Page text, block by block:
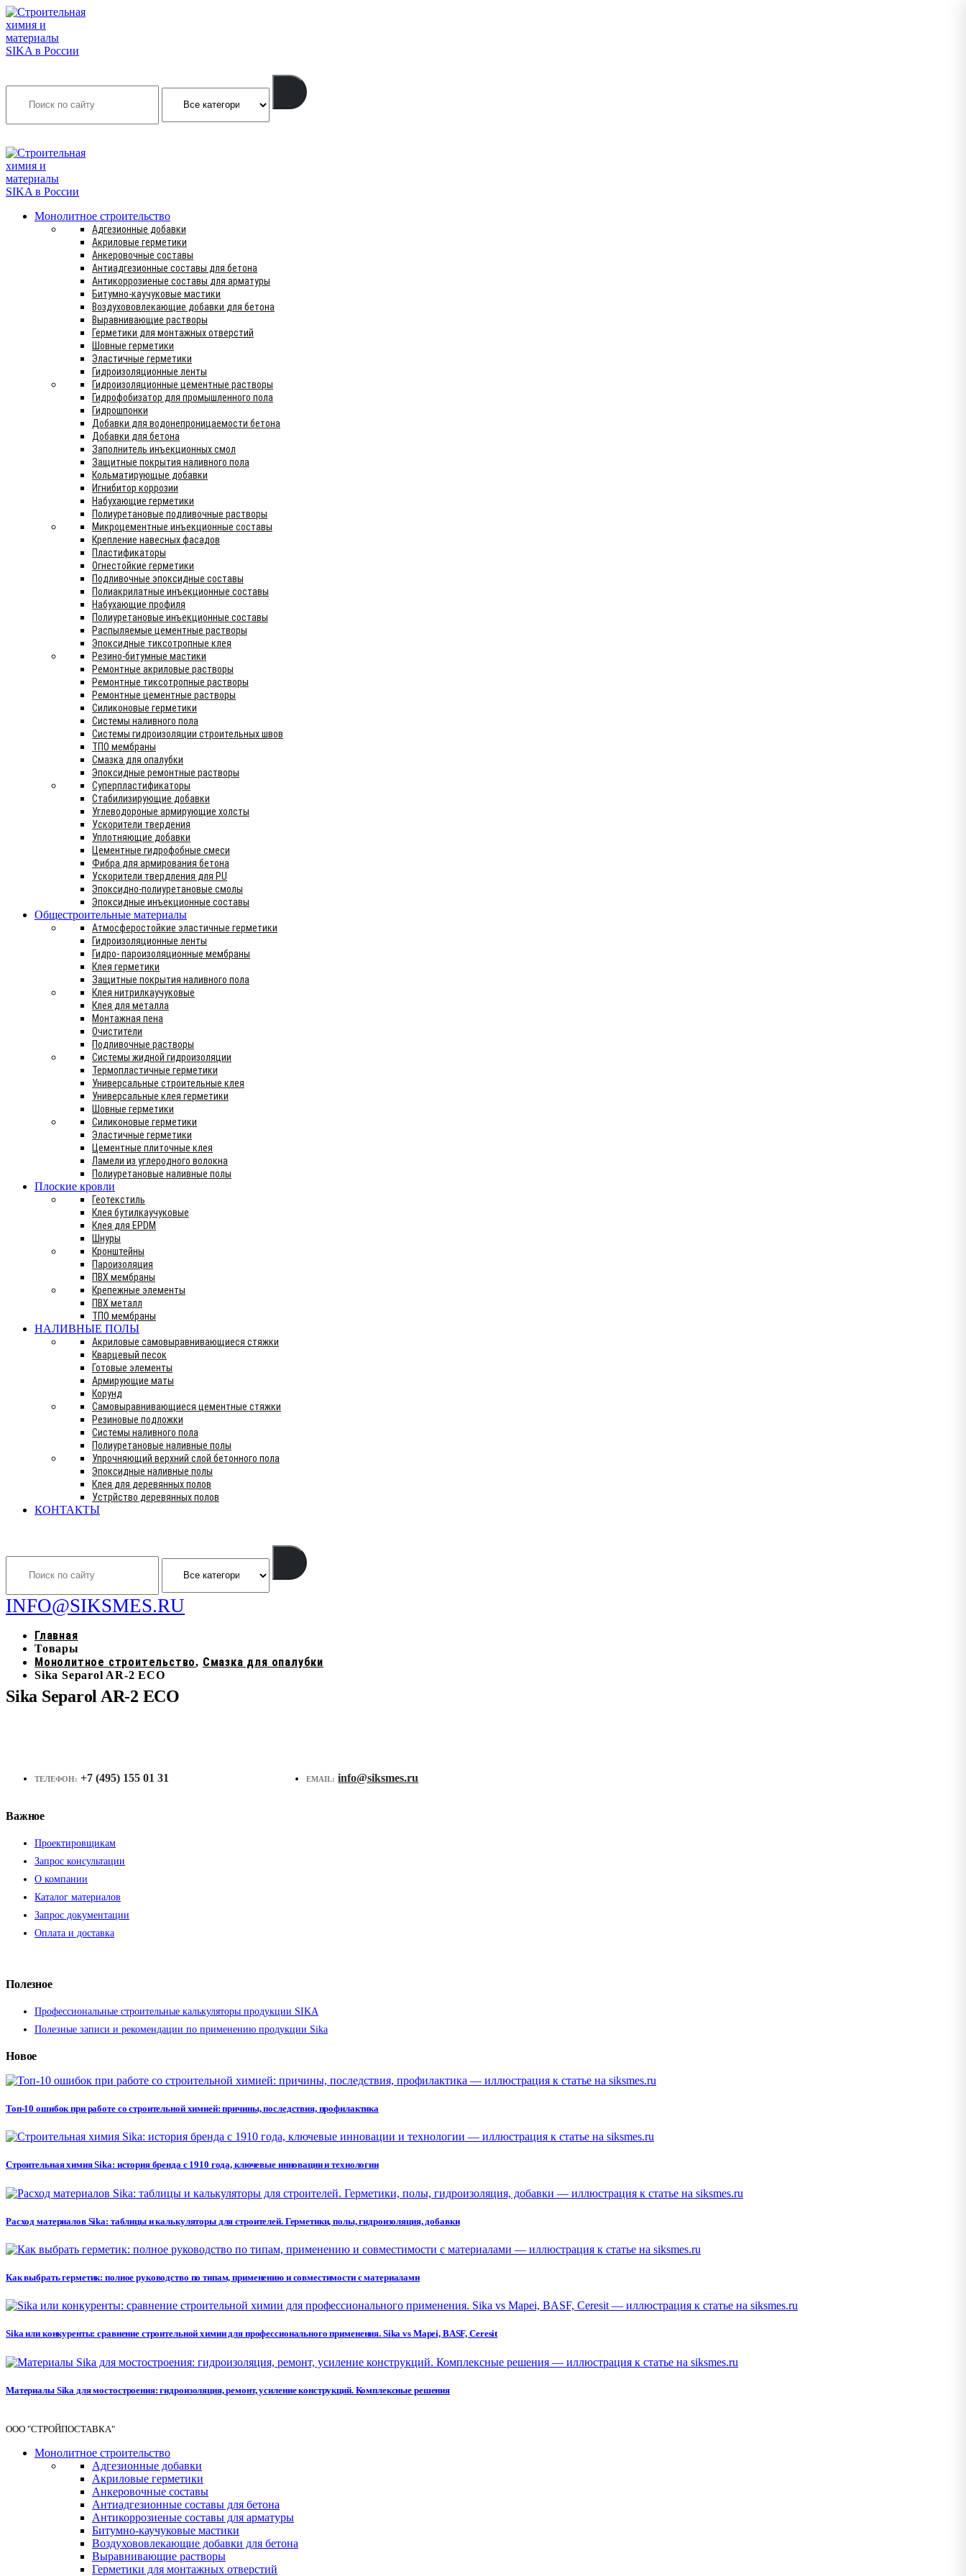
Монолитное строительство
Адгезионные добавки
Акриловые герметики
Анкеровочные составы
Антиадгезионные составы для бетона
Антикоррозиеные составы для арматуры
Битумно-каучуковые мастики
Воздухововлекающие добавки для бетона
Выравнивающие растворы
Герметики для монтажных отверстий
Шовные герметики
Эластичные герметики
Гидроизоляционные ленты
Гидроизоляционные цементные растворы
Гидрофобизатор для промышленного пола
Гидрошпонки
Добавки для водонепроницаемости бетона
Добавки для бетона
Заполнитель инъекционных смол
Защитные покрытия наливного пола
Кольматирующые добавки
Игнибитор коррозии
Набухающие герметики
Полиуретановые подливочные растворы
Микроцементные инъекционные составы
Крепление навесных фасадов
Пластификаторы
Огнестойкие герметики
Подливочные эпоксидные составы
Полиакрилатные инъекционные составы
Набухающие профиля
Полиуретановые инъекционные составы
Распыляемые цементные растворы
Эпоксидные тиксотропные клея
Резино-битумные мастики
Ремонтные акриловые растворы
Ремонтные тиксотропные растворы
Ремонтные цементные растворы
Силиконовые герметики
Системы наливного пола
Системы гидроизоляции строительных швов
ТПО мембраны
Смазка для опалубки
Эпоксидные ремонтные растворы
Суперпластификаторы
Стабилизирующие добавки
Углеводороные армирующие холсты
Ускорители твердения
Уплотняющие добавки
Цементные гидрофобные смеси
Фибра для армирования бетона
Ускорители твердления для PU
Эпоксидно-полиуретановые смолы
Эпоксидные инъекционные составы
Общестроительные материалы
Атмосферостойкие эластичные герметики
Гидроизоляционные ленты
Гидро- пароизоляционные мембраны
Клея герметики
Защитные покрытия наливного пола
Клея нитрилкаучуковые
Клея для металла
Монтажная пена
Очистители
Подливочные растворы
Системы жидной гидроизоляции
Термопластичные герметики
Универсальные строительные клея
Универсальные клея герметики
Шовные герметики
Силиконовые герметики
Эластичные герметики
Цементные плиточные клея
Ламели из углеродного волокна
Полиуретановые наливные полы
Плоские кровли
Геотекстиль
Клея бутилкаучуковые
Клея для EPDM
Шнуры
Кронштейны
Пароизоляция
ПВХ мембраны
Крепежные элементы
ПВХ металл
ТПО мембраны
НАЛИВНЫЕ ПОЛЫ
Акриловые самовыравнивающиеся стяжки
Кварцевый песок
Готовые элементы
Армирующие маты
Корунд
Самовыравнивающиеся цементные стяжки
Резиновые подложки
Системы наливного пола
Полиуретановые наливные полы
Упрочняющий верхний слой бетонного пола
Эпоксидные наливные полы
Клея для деревянных полов
Устрйство деревянных полов
КОНТАКТЫ
INFO@SIKSMES.RU
Главная
Товары
Монолитное строительство, Смазка для опалубки
Sika Separol AR-2 ECO
Sika Separol AR-2 ECO
ТЕЛЕФОН: +7 (495) 155 01 31 EMAIL: info@siksmes.ru
Важное
Проектировщикам
Запрос консультации
О компании
Каталог материалов
Запрос документации
Оплата и доставка
Полезное
Профессиональные строительные калькуляторы продукции SIKA
Полезные записи и рекомендации по применению продукции Sika
Новое
Топ-10 ошибок при работе со строительной химией: причины, последствия, профилактика
Строительная химия Sika: история бренда с 1910 года, ключевые инновации и технологии
Расход материалов Sika: таблицы и калькуляторы для строителей. Герметики, полы, гидроизоляция, добавки
Как выбрать герметик: полное руководство по типам, применению и совместимости с материалами
Sika или конкуренты: сравнение строительной химии для профессионального применения. Sika vs Mapei, BASF, Ceresit
Материалы Sika для мостостроения: гидроизоляция, ремонт, усиление конструкций. Комплексные решения
ООО "СТРОЙПОСТАВКА"
Монолитное строительство
Адгезионные добавки
Акриловые герметики
Анкеровочные составы
Антиадгезионные составы для бетона
Антикоррозиеные составы для арматуры
Битумно-каучуковые мастики
Воздухововлекающие добавки для бетона
Выравнивающие растворы
Герметики для монтажных отверстий